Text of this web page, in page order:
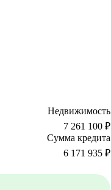
Недвижимость
7 261 100 ₽
Сумма кредита
6 171 935 ₽